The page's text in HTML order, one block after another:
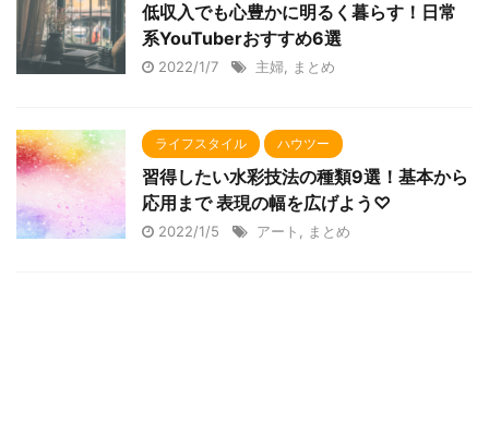
低収入でも心豊かに明るく暮らす！日常
系YouTuberおすすめ6選
2022/1/7 主婦 まとめ
ライフスタイル ハウツー
習得したい水彩技法の種類9選！基本から
応用まで 表現の幅を広げよう♡
2022/1/5 アート まとめ